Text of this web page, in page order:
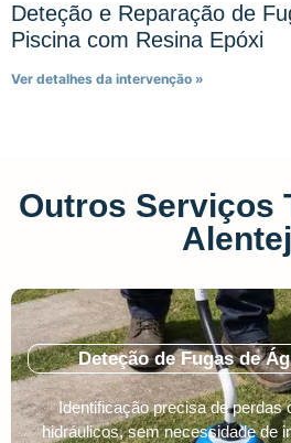
Deteção e Reparação de
Piscina com Resina Epóxi
Ver detalhes da intervenção »
Outros Serviços
Deteção de Fugas de
Identificação precisa de perdas
hidráulicos, sem necessidade de